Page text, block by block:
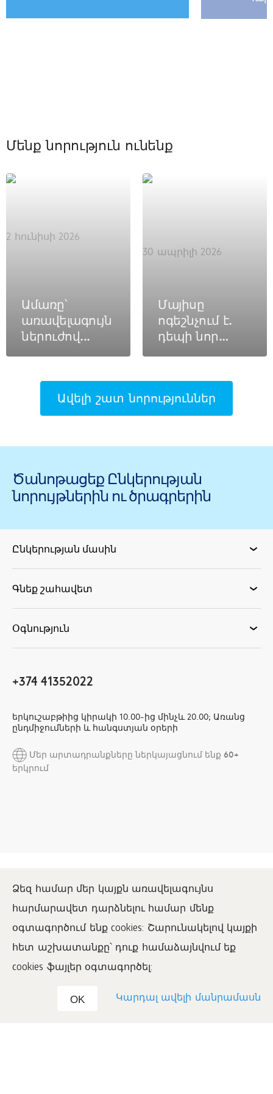
Ձեզ համար մեր կայքն առավելագույնս
հարմարավետ դարձնելու համար մենք
օգտագործում ենք cookies: Շարունակելով կայքի
հետ աշխատանքը՝ դուք համաձայնվում եք
cookies ֆայլեր օգտագործել:
OK Կարդալ ավելի մանրամասն
Մենք նորություն ունենք
Ամառը՝
առավելագույն
ներուժով...
2 հունիսի 2026
Մայիսը
ոգեշնչում է.
դեպի նոր
տեմպերով։
30 ապրիլի 2026
Ավելի շատ նորություններ
Ծանոթացեք Ընկերության
նորույթներին ու ծրագրերին
Ընկերության մասին
Գնեք շահավետ
Օգնություն
+374 41352022
երկուշաբթիից կիրակի 10.00-ից մինչև 20.00; Առանց
ընդմիջումների և հանգստյան օրերի
Մեր արտադրանքները ներկայացնում ենք 60+
երկրում
1996–2026 «Սիբիրյան Վելնես» Միջազգային ընկերություն ՍՊԸ
Այս կայքի նյութերի վերարտադրումը հնարավոր է